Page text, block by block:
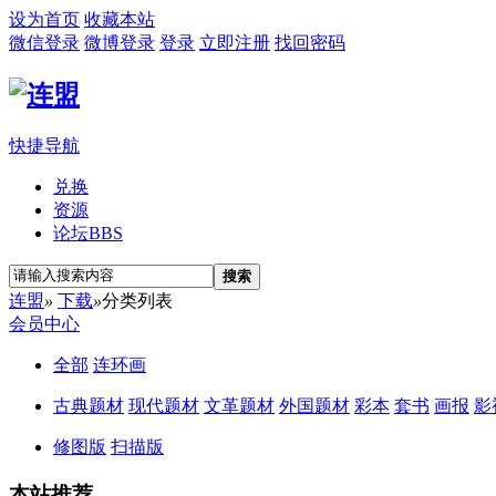
设为首页 收藏本站
微信登录 微博登录 登录 立即注册 找回密码
快捷导航
兑换
资源
论坛BBS
搜索
连盟» 下载»分类列表
会员中心
全部 连环画
古典题材 现代题材 文革题材 外国题材 彩本 套书 画报 影
修图版 扫描版